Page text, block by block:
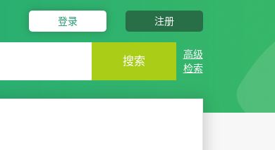
登录 注册
搜索
高级
检索